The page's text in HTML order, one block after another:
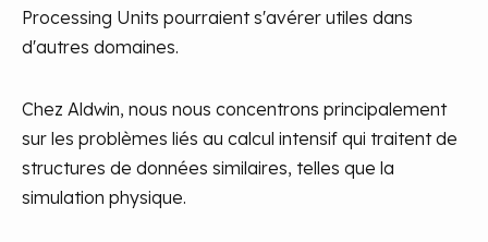
Processing Units pourraient s'avérer utiles dans
d'autres domaines.
Chez Aldwin, nous nous concentrons principalement
sur les problèmes liés au calcul intensif qui traitent de
structures de données similaires, telles que la
simulation physique.